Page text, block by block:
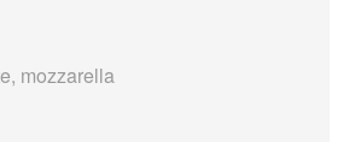
mozzarella